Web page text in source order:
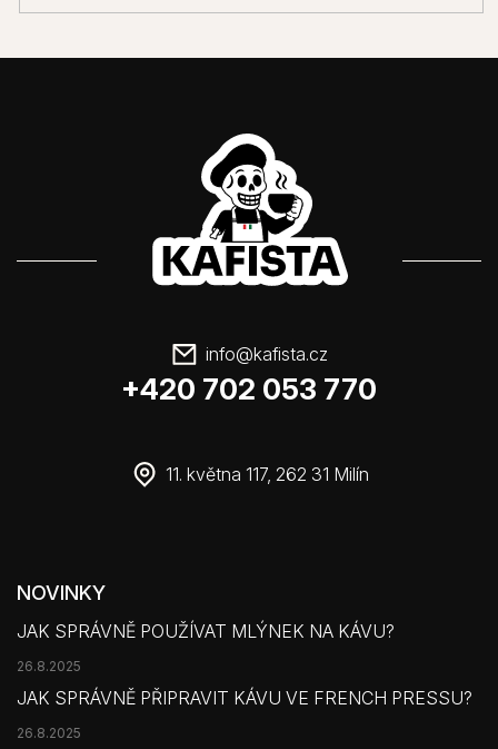
info@kafista.cz
+420 702 053 770
11. května 117, 262 31 Milín
NOVINKY
JAK SPRÁVNĚ POUŽÍVAT MLÝNEK NA KÁVU?
26.8.2025
JAK SPRÁVNĚ PŘIPRAVIT KÁVU VE FRENCH PRESSU?
26.8.2025